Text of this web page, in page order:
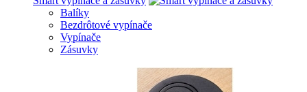
Balíky
Bezdrôtové vypínače
Vypínače
Zásuvky